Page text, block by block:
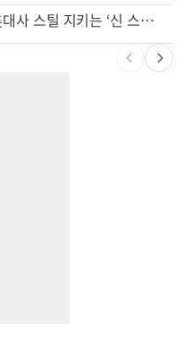
책하던 여성 들이받아
넷플 ‘외교관’ 현실판 떴다…美대사 스틸 지키는 ‘신 스틸러’